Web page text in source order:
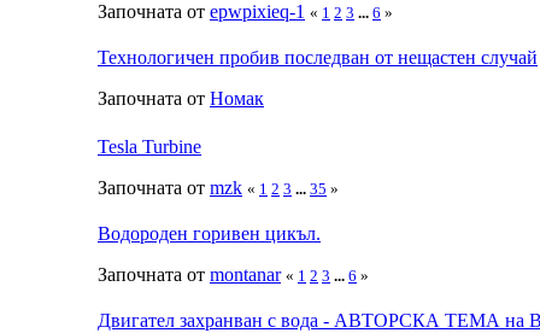
Започната от epwpixieq-1 « 1 2 3 ... 6 »
Технологичен пробив последван от нещастен случай
Започната от Номак
Tesla Turbine
Започната от mzk « 1 2 3 ... 35 »
Водороден горивен цикъл.
Започната от montanar « 1 2 3 ... 6 »
Двигател захранван с вода - АВТОРСКА ТЕМА на